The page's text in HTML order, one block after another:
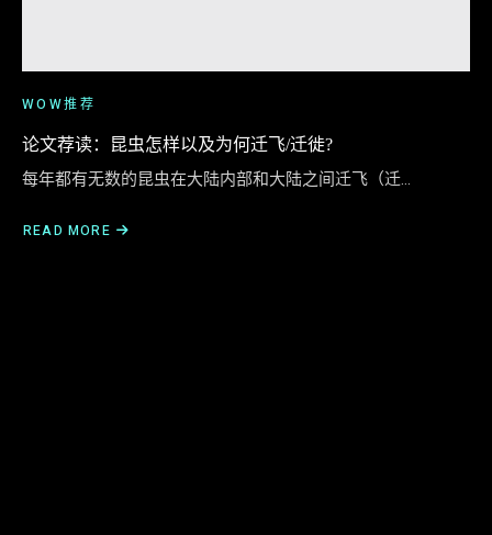
WOW推荐
论文荐读：昆虫怎样以及为何迁飞/迁徙?
每年都有无数的昆虫在大陆内部和大陆之间迁飞（迁…
READ MORE